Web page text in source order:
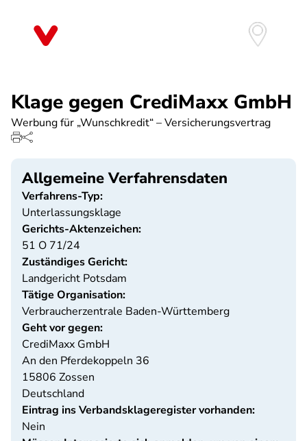
Klage gegen CrediMaxx GmbH
Werbung für „Wunschkredit“ – Versicherungsvertrag
Allgemeine Verfahrensdaten
Verfahrens-Typ:
Unterlassungsklage
Gerichts-Aktenzeichen:
51 O 71/24
Zuständiges Gericht:
Landgericht Potsdam
Tätige Organisation:
Verbraucherzentrale Baden-Württemberg
Geht vor gegen:
CrediMaxx GmbH
An den Pferdekoppeln 36
15806 Zossen
Deutschland
Eintrag ins Verbandsklageregister vorhanden:
Nein